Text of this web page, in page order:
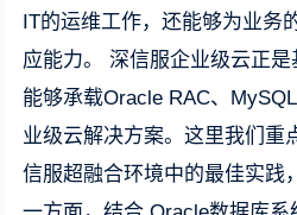
IT的运维工作，还能够为业务
应能力。 深信服企业级云正是
能够承载Oracle RAC、
业级云解决方案。这里我们重
信服超融合环境中的最佳实践